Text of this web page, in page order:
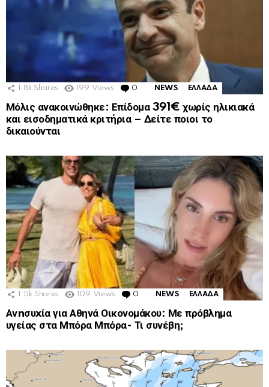
1.8k Shares 199 Views 0 Comments
NEWS ΕΛΛΑΔΑ
Μόλις ανακοινώθηκε: Επίδομα 391€ χωρίς ηλικιακά
και εισοδηματικά κριτήρια – Δείτε ποιοι το
δικαιούνται
1.5k Shares 109 Views 0 Comments
NEWS ΕΛΛΑΔΑ
Ανnσυxία για Αθηνά Οικονομάκου: Με πρόβλημα
υγείας στα Μπόρα Μπόρα- Τι συνέβη;